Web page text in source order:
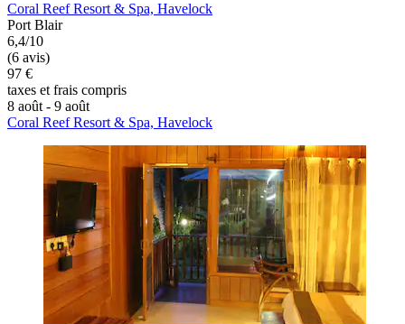
Coral Reef Resort & Spa, Havelock
Port Blair
6,4/10
(6 avis)
97 €
taxes et frais compris
8 août - 9 août
Coral Reef Resort & Spa, Havelock